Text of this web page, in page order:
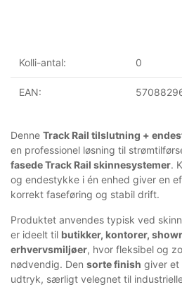
Kolli-antal: 0
EAN:
Denne Track Rail tilslutning +
en professionel løsning til
fasede Track Rail skinnesystemer.
og endestykke i én enhed giver en
korrekt faseføring og stabil drift.
Produktet anvendes typisk ved
er ideelt til butikker, kontorer,
erhvervsmiljøer, hvor fleksibel og
nødvendig. Den sorte finish giver et
udtryk, særligt velegnet til